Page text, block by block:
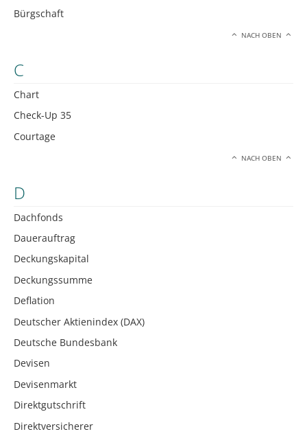
Bürgschaft
NACH OBEN
C
Chart
Check-Up 35
Courtage
NACH OBEN
D
Dachfonds
Dauerauftrag
Deckungskapital
Deckungssumme
Deflation
Deutscher Aktienindex (DAX)
Deutsche Bundesbank
Devisen
Devisenmarkt
Direktgutschrift
Direktversicherer